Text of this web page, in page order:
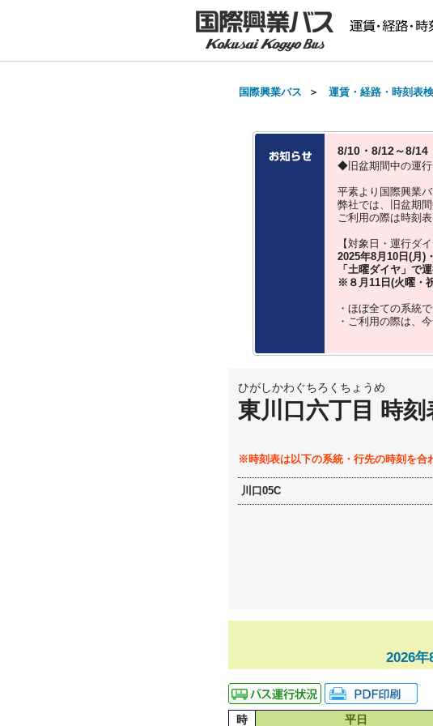
国際興業バス ＞ 運賃・経路・時刻表
8/10・8/12～8/
◆旧盆期間中の運
平素より国際興業
弊社では、旧盆期
ご利用の際は時刻
【対象日・運行ダイ
2025年8月10日(月)
「土曜ダイヤ」 で
※８月11日(火曜・
・ほぼ全ての系統
・ご利用の際は、今
ひがしかわぐちろくちょうめ
東川口六丁目 時刻
※時刻表は以下の系統・行先の時刻を合
川口05C
2026年
時 平日